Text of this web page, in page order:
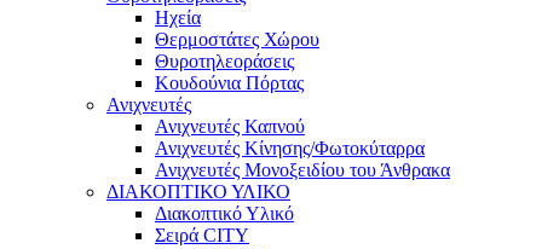
Ηχεία
Θερμοστάτες Χώρου
Θυροτηλεοράσεις
Κουδούνια Πόρτας
Ανιχνευτές
Ανιχνευτές Καπνού
Ανιχνευτές Κίνησης/Φωτοκύταρρα
Ανιχνευτές Μονοξειδίου του Άνθρακα
ΔΙΑΚΟΠΤΙΚΟ ΥΛΙΚΟ
Διακοπτικό Υλικό
Σειρά CITY